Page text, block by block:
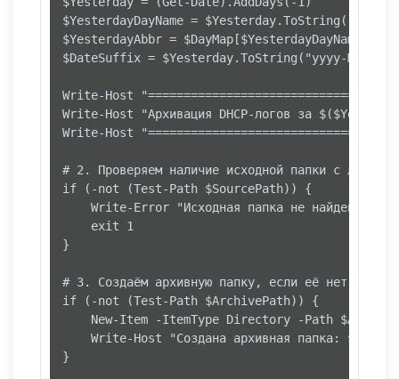
$YesterdayDayName =
$YesterdayAbbr =
$DateSuffix = $Yesterday.ToString("yyyy-MM-
Write-Host
Write-Host "Архивация DHCP-логов за
Write-Host
# 2. Проверяем наличие исходной папки с логами
if (-not (Test-Path $SourcePath)) {
Write-Error "Исходная папка не найдена:
    exit 1
}
# 3. Создаём архивную папку, если её нет
if (-not (Test-Path $ArchivePath)) {
New-Item -ItemType Directory -Path
Write-Host "Создана архивная папка:
}